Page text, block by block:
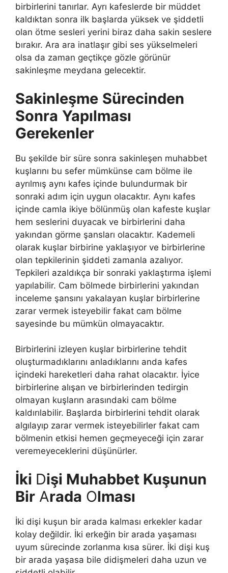
birbirlerini tanırlar. Ayrı kafeslerde bir müddet
kaldıktan sonra ilk başlarda yüksek ve şiddetli
olan ötme sesleri yerini biraz daha sakin seslere
bırakır. Ara ara inatlaşır gibi ses yükselmeleri
olsa da zaman geçtikçe gözle görünür
sakinleşme meydana gelecektir.
Sakinleşme Sürecinden
Sonra Yapılması
Gerekenler
Bu şekilde bir süre sonra sakinleşen muhabbet
kuşlarını bu sefer mümkünse cam bölme ile
ayrılmış aynı kafes içinde bulundurmak bir
sonraki adım için uygun olacaktır. Aynı kafes
içinde camla ikiye bölünmüş olan kafeste kuşlar
hem seslerini duyacak ve birbirlerini daha
yakından görme şansları olacaktır. Kademeli
olarak kuşlar birbirine yaklaşıyor ve birbirlerine
olan tepkilerinin şiddeti zamanla azalıyor.
Tepkileri azaldıkça bir sonraki yaklaştırma işlemi
yapılabilir. Cam bölmede birbirlerini yakından
inceleme şansını yakalayan kuşlar birbirlerine
zarar vermek isteyebilir fakat cam bölme
sayesinde bu mümkün olmayacaktır.
Birbirlerini izleyen kuşlar birbirlerine tehdit
oluşturmadıklarını anladıklarını anda kafes
içindeki hareketleri daha rahat olacaktır. İyice
birbirlerine alışan ve birbirlerinden tedirgin
olmayan kuşların arasındaki cam bölme
kaldırılabilir. Başlarda birbirlerini tehdit olarak
algılayıp zarar vermek isteyebilirler fakat cam
bölmenin etkisi hemen geçmeyeceği için zarar
veremeyeceklerini düşünürler.
İki Dişi Muhabbet Kuşunun
Bir Arada Olması
İki dişi kuşun bir arada kalması erkekler kadar
kolay değildir. İki erkeğin bir arada yaşaması
uyum sürecinde zorlanma kısa sürer. İki dişi kuş
bir arada yaşasa bile didişmeleri daha uzun ve